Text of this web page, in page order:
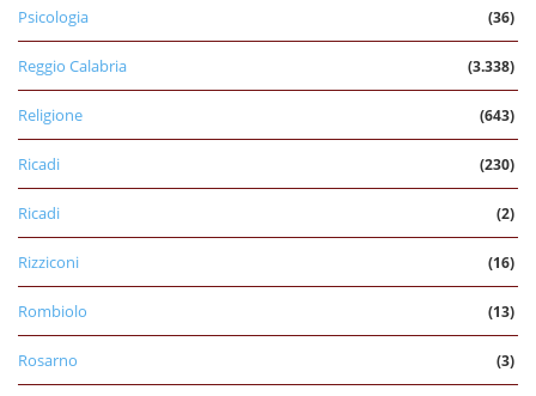
Psicologia (36)
Reggio Calabria (3.338)
Religione (643)
Ricadi (230)
Ricadi (2)
Rizziconi (16)
Rombiolo (13)
Rosarno (3)